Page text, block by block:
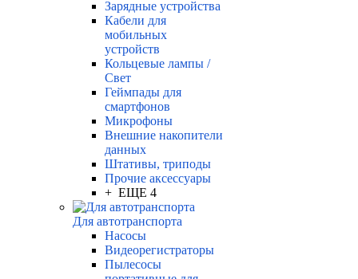
Зарядные устройства
Кабели для
мобильных
устройств
Кольцевые лампы /
Свет
Геймпады для
смартфонов
Микрофоны
Внешние накопители
данных
Штативы, триподы
Прочие аксессуары
+ ЕЩЕ 4
Для автотранспорта
Насосы
Видеорегистраторы
Пылесосы